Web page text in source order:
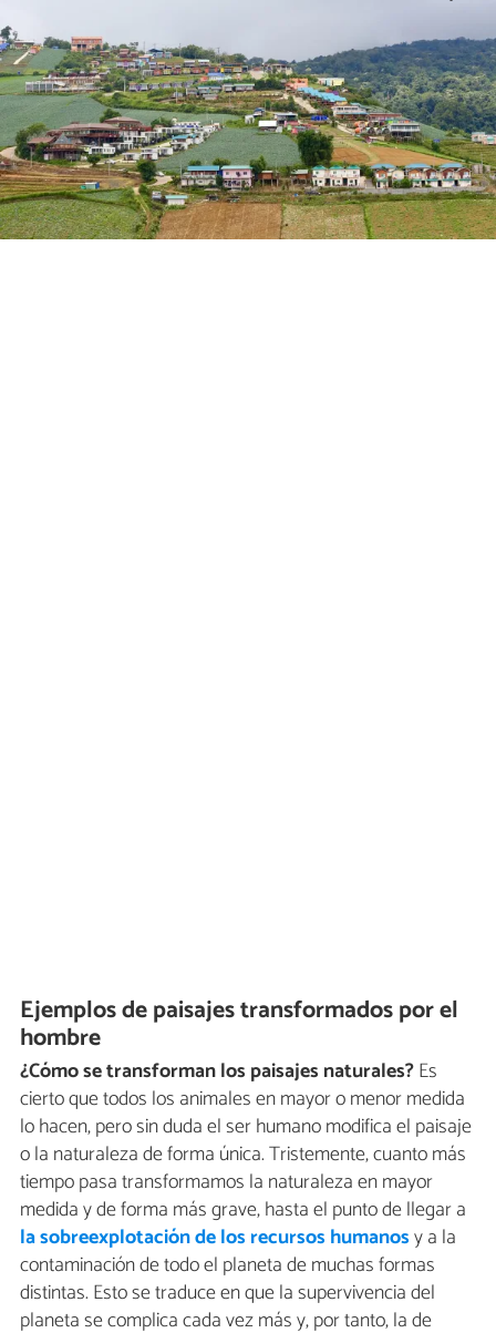
Ejemplos de paisajes transformados por el
hombre
¿Cómo se transforman los paisajes naturales?Es
cierto que todos los animales en mayor o menor medida
lo hacen, pero sin duda el ser humano modifica el paisaje
o la naturaleza de forma única. Tristemente, cuanto más
tiempo pasa transformamos la naturaleza en mayor
medida y de forma más grave, hasta el punto de llegar a
la sobreexplotación de los recursos humanosy a la
contaminación de todo el planeta de muchas formas
distintas. Esto se traduce en que la supervivencia del
planeta se complica cada vez más y, por tanto, la de